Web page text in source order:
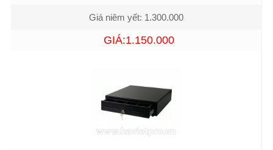
Giá niêm yết: 1.300.000
GIÁ:1.150.000